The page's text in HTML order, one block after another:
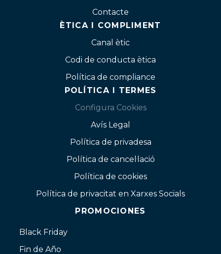
Contacte
ÈTICA I COMPLIMENT
Canal ètic
Codi de conducta ètica
Política de compliance
POLÍTICA I TERMES
Configura Cookies
Avís Legal
Política de privadesa
Política de cancel·lació
Política de cookies
Política de privacitat en Xarxes Socials
PROMOCIONES
Black Friday
Fin de Año